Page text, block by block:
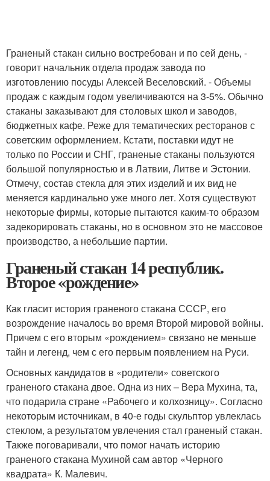
Граненый стакан сильно востребован и по сей день, -
говорит начальник отдела продаж завода по
изготовлению посуды Алексей Веселовский. - Объемы
продаж с каждым годом увеличиваются на 3-5%. Обычно
стаканы заказывают для столовых школ и заводов,
бюджетных кафе. Реже для тематических ресторанов с
советским оформлением. Кстати, поставки идут не
только по России и СНГ, граненые стаканы пользуются
большой популярностью и в Латвии, Литве и Эстонии.
Отмечу, состав стекла для этих изделий и их вид не
меняется кардинально уже много лет. Хотя существуют
некоторые фирмы, которые пытаются каким-то образом
задекорировать стаканы, но в основном это не массовое
производство, а небольшие партии.
Граненый стакан 14 республик.
Второе «рождение»
Как гласит история граненого стакана СССР, его
возрождение началось во время Второй мировой войны.
Причем с его вторым «рождением» связано не меньше
тайн и легенд, чем с его первым появлением на Руси.
Основных кандидатов в «родители» советского
граненого стакана двое. Одна из них – Вера Мухина, та,
что подарила стране «Рабочего и колхозницу». Согласно
некоторым источникам, в 40-е годы скульптор увлеклась
стеклом, а результатом увлечения стал граненый стакан.
Также поговаривали, что помог начать историю
граненого стакана Мухиной сам автор «Черного
квадрата» К. Малевич.